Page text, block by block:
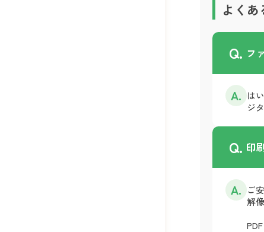
よくあ
Q. フ
A. は
ジ
Q. 印
A. ご
解